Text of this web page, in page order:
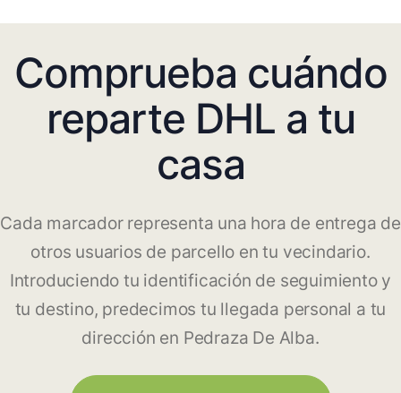
Comprueba cuándo
reparte DHL a tu
casa
Cada marcador representa una hora de entrega de
otros usuarios de parcello en tu vecindario.
Introduciendo tu identificación de seguimiento y
tu destino, predecimos tu llegada personal a tu
dirección en Pedraza De Alba.